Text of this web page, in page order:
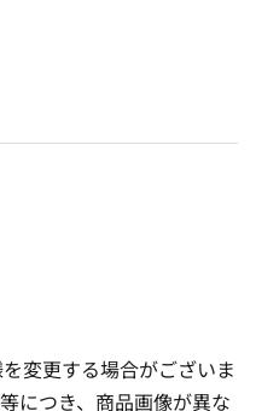
変更する場合がございま
につき、商品画像が異な